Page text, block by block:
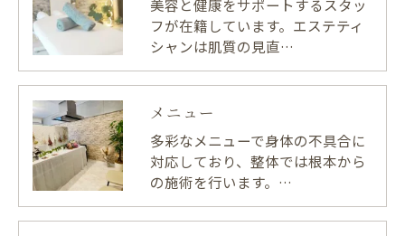
美容と健康をサポートするスタッ
フが在籍しています。エステティ
シャンは肌質の見直…
メニュー
多彩なメニューで身体の不具合に
対応しており、整体では根本から
の施術を行います。…